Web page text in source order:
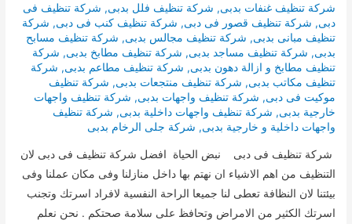
شركة تنظيف غنفات بدبى, شركة تنظيف فلل بدبى, شركة تنظيف فى
دبى, شركة تنظيف قصور فى دبى, شركة تنظيف كنب فى دبى, شركة
تنظيف مبانى بدبى, شركة تنظيف مجالس بدبى, شركة تنظيف مسابح
بدبى, شركة تنظيف مساجد بدبى, شركة تنظيف مطابخ بدبى, شركة
تنظيف مطابخ و ازالة دهون بدبى, شركة تنظيف مطاعم بدبى, شركة
تنظيف مكاتب بدبى, شركة تنظيف منتجعات بدبى, شركة تنظيف
موكيت فى دبى, شركة تنظيف واجهات بدبى, شركة تنظيف واجهات
خارجية بدبى, شركة تنظيف واجهات داخلية بدبى, شركة تنظيف
واجهات داخلية و خارجية بدبى, شركة جلى الرخام بدبى
شركة تنظيف فى دبى نبض الحياة افضل شركة تنظيف فى دبى لان
التنظيف من اهم الاشياء ان نهتم بها داخل منازلنا وفى مكان عملنا وفى
بيئتنا لان النظافة تعطى لنا جميعا الراحة النفسية لافراد اسرتك وتجنب
اسرتك الكثير من الامراض وتحافظ على سلامة صحتكم . نحن نعلم